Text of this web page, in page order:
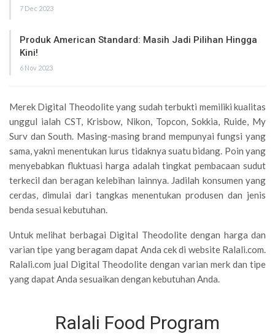
7 Dec 2023
Produk American Standard: Masih Jadi Pilihan Hingga
Kini!
6 Nov 2023
Merek Digital Theodolite yang sudah terbukti memiliki kualitas
unggul ialah CST, Krisbow, Nikon, Topcon, Sokkia, Ruide, My
Surv dan South. Masing-masing brand mempunyai fungsi yang
sama, yakni menentukan lurus tidaknya suatu bidang. Poin yang
menyebabkan fluktuasi harga adalah tingkat pembacaan sudut
terkecil dan beragan kelebihan lainnya. Jadilah konsumen yang
cerdas, dimulai dari tangkas menentukan produsen dan jenis
benda sesuai kebutuhan.
Untuk melihat berbagai Digital Theodolite dengan harga dan
varian tipe yang beragam dapat Anda cek di website Ralali.com.
Ralali.com jual Digital Theodolite dengan varian merk dan tipe
yang dapat Anda sesuaikan dengan kebutuhan Anda.
Ralali Food Program